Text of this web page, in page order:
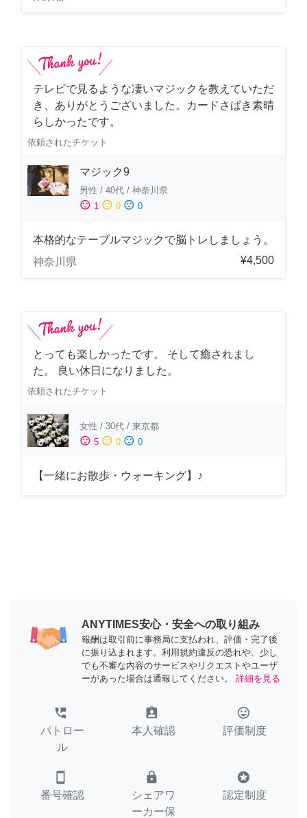
テレビで見るような凄いマジックを教えていただ
き、ありがとうございました。カードさばき素晴
らしかったです。
依頼されたチケット
マジック9
男性 / 40代 / 神奈川県
sentiment_satisfied 1 sentiment_neutral 0 sentiment_dissatisfied 0
本格的なテーブルマジックで脳トレしましょう。
神奈川県
¥4,500
とっても楽しかったです。 そして癒されまし
た。 良い休日になりました。
依頼されたチケット
女性 / 30代 / 東京都
sentiment_satisfied 5 sentiment_neutral 0 sentiment_dissatisfied 0
【一緒にお散歩・ウォーキング】♪
ANYTIMES安心・安全への取り組み
報酬は取引前に事務局に支払われ、評価・完了後
に振り込まれます。利用規約違反の恐れや、少し
でも不審な内容のサービスやリクエストやユーザ
ーがあった場合は通報してください。
詳細を見る
perm_phone_msg
パトロー
ル
assignment_ind
本人確認
tag_faces
評価制度
smartphone
番号確認
lock
シェアワ
ーカー保
stars
認定制度